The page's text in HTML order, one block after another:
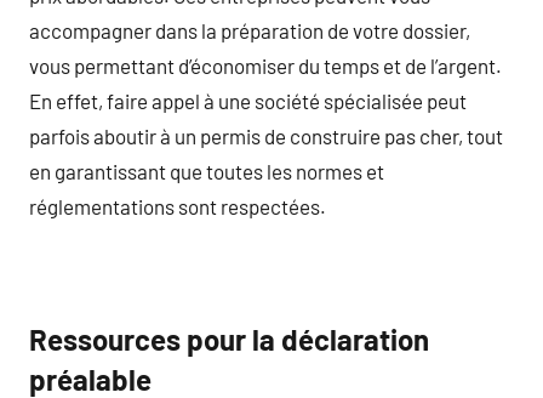
accompagner dans la préparation de votre dossier,
vous permettant d’économiser du temps et de l’argent.
En effet, faire appel à une société spécialisée peut
parfois aboutir à un permis de construire pas cher, tout
en garantissant que toutes les normes et
réglementations sont respectées.
Ressources pour la déclaration
préalable